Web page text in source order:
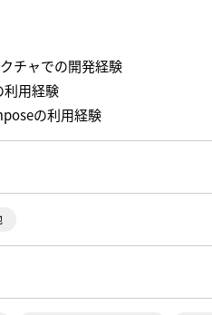
チャでの開発経験
利用経験
の利用経験